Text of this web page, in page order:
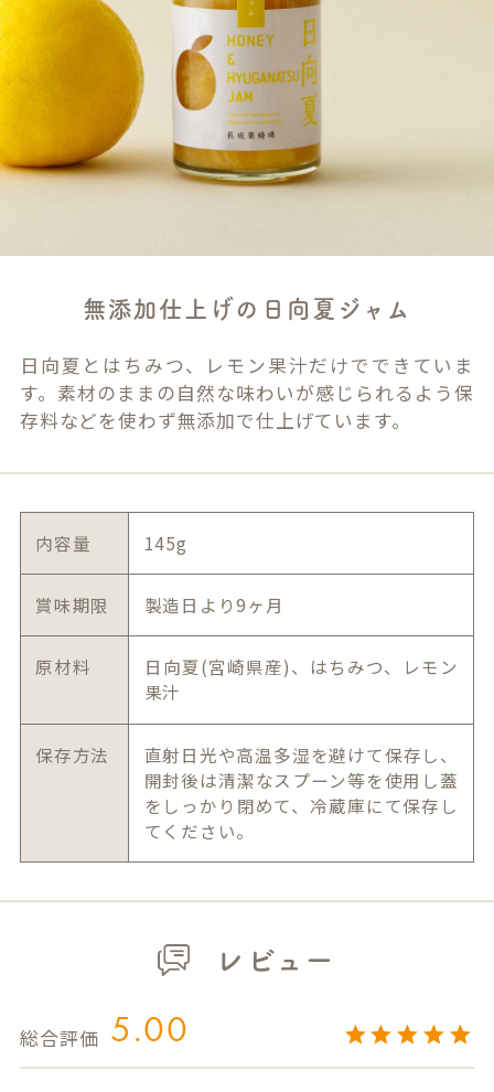
無添加仕上げの日向夏ジャム
日向夏とはちみつ、レモン果汁だけでできていま
す。素材のままの自然な味わいが感じられるよう保
存料などを使わず無添加で仕上げています。
内容量 145g
賞味期限 製造日より9ヶ月
原材料
日向夏(宮崎県産)、はちみつ、レモン
果汁
保存方法
直射日光や高温多湿を避けて保存し、
開封後は清潔なスプーン等を使用し蓋
をしっかり閉めて、冷蔵庫にて保存し
てください。
レビュー
5.00